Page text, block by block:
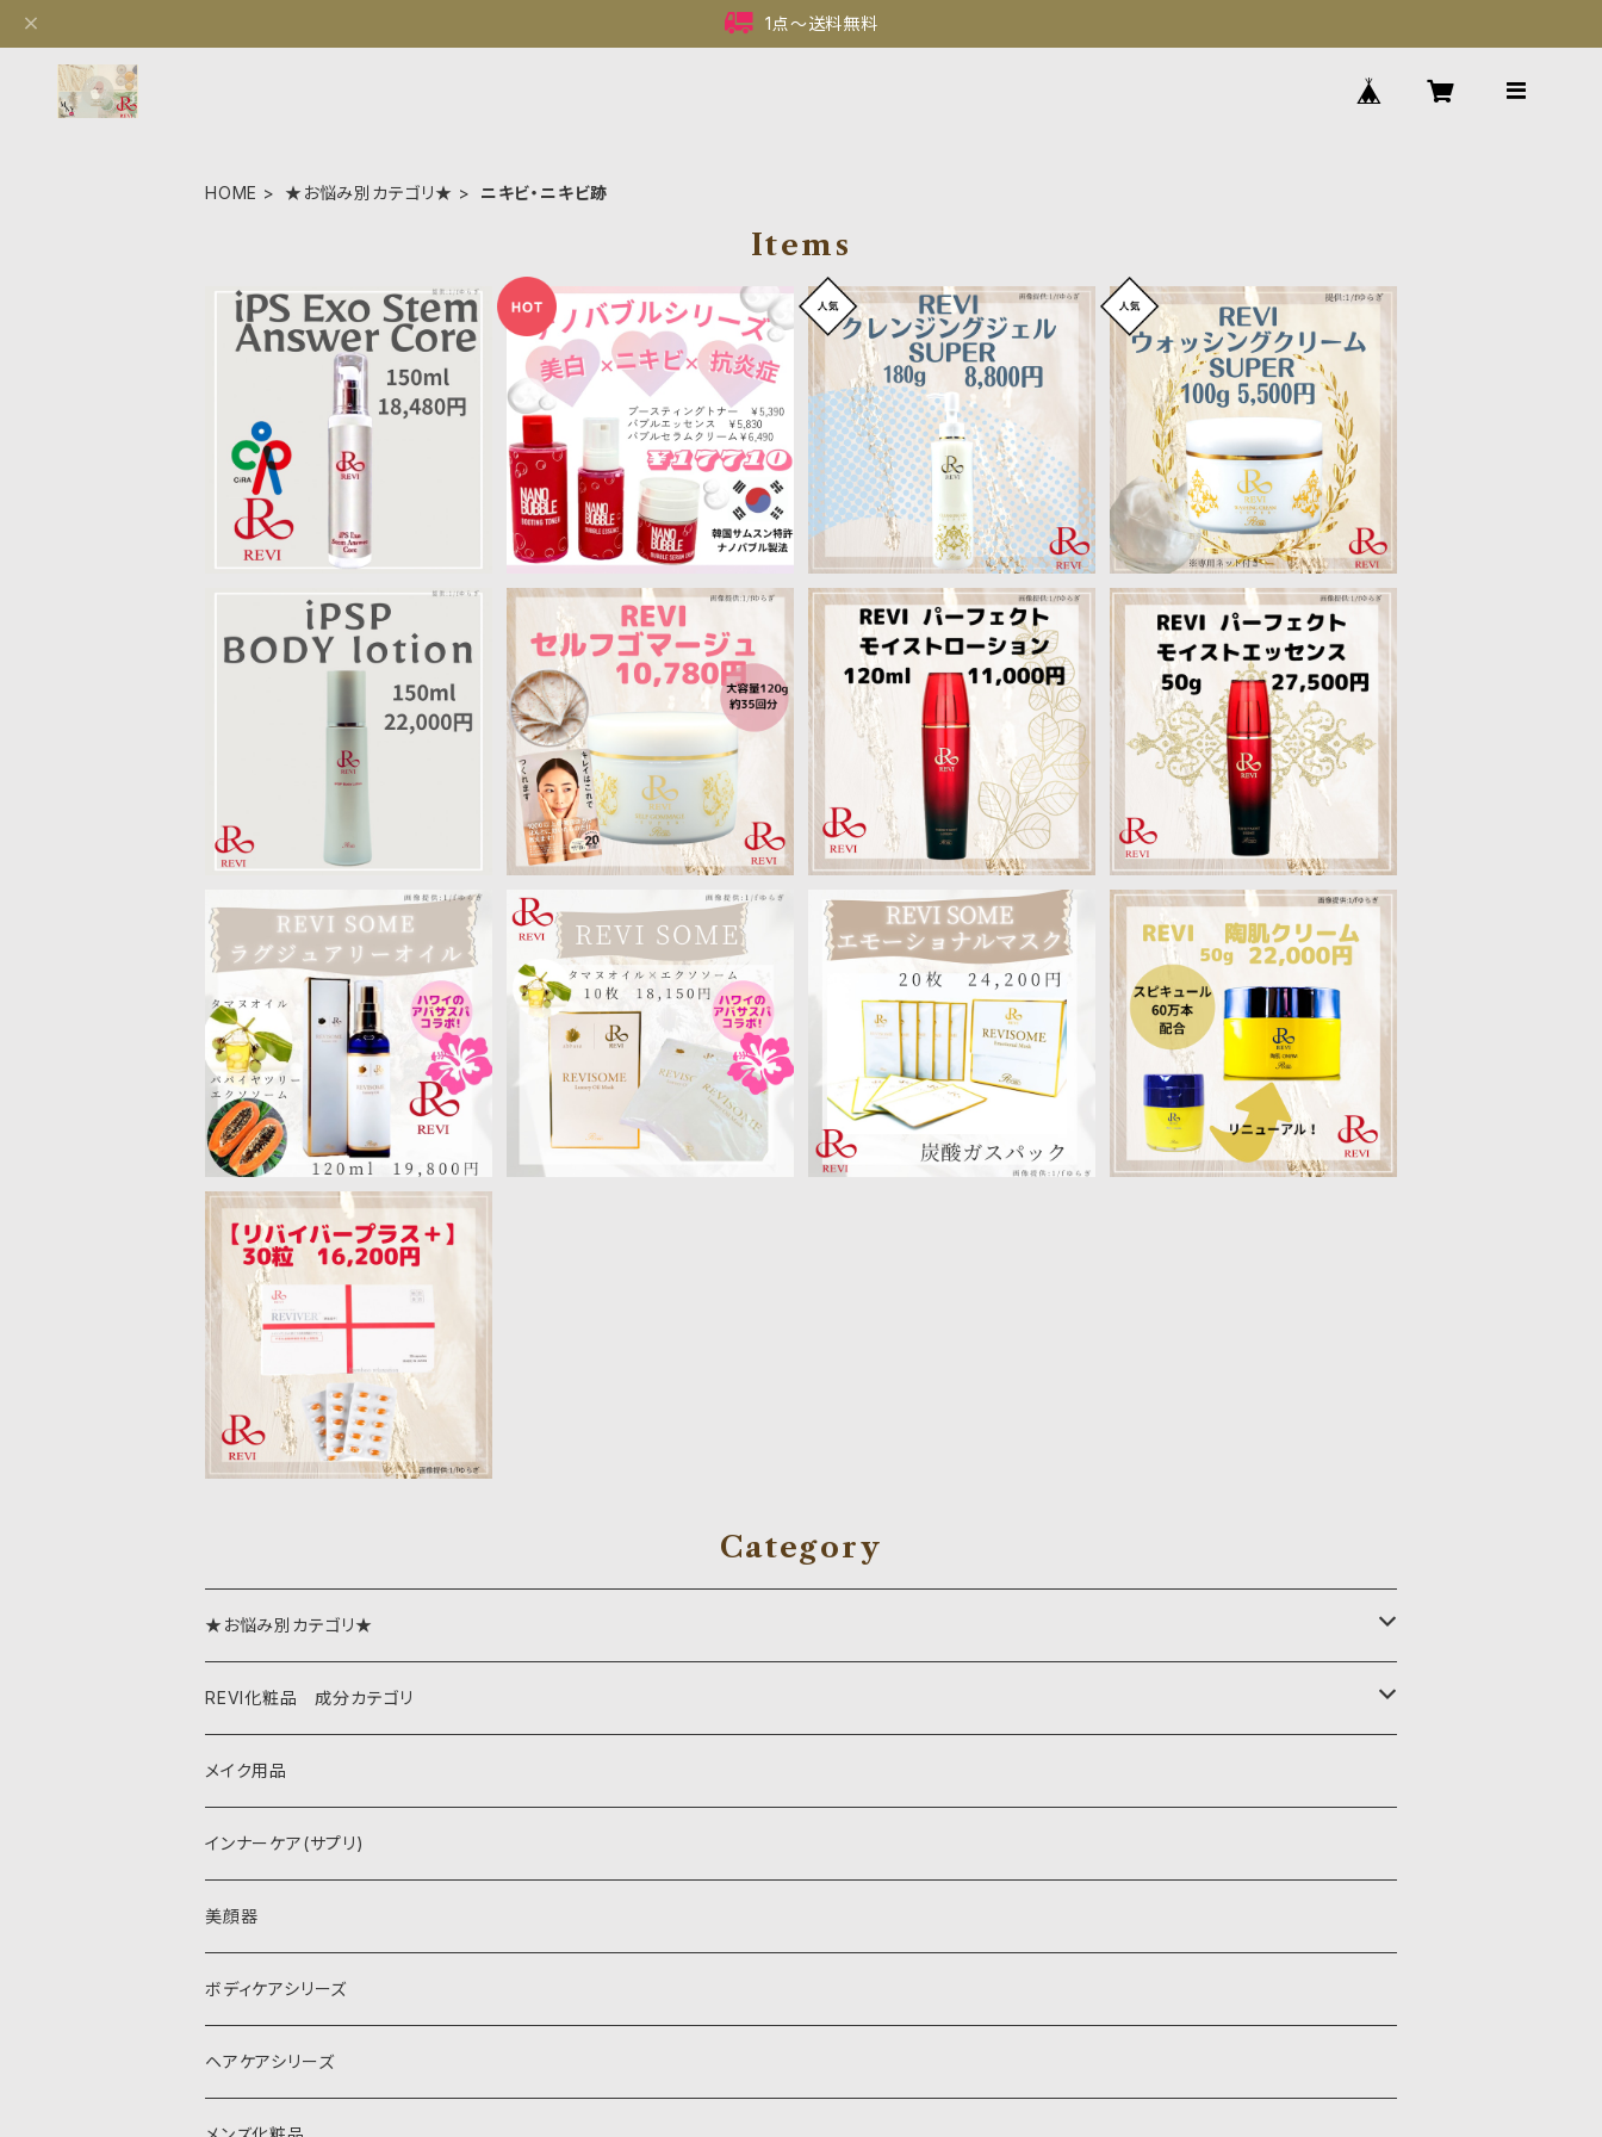
1点〜送料無料
HOME ★お悩み別カテゴリ★ ニキビ・ニキビ跡
Items
iPS Exo Stem Answer Cor
e（iPSエクソソーム美容液）
¥18,140
【ニキビ毛穴くすみ】ナノバブル
シリーズ 3点セット
¥17,710
【送料無料！】とろーり潤いジェル
*ルヴィ クレンジングジェル
180g
¥8,800
【送料無料!】市販の洗顔に戻れ
ない！★ルヴィ ウォッシングク
リーム 100g
¥5,500
【送料無料】細胞の時を戻すIPS
Pボディローション
¥22,000
【MEGUMIさんご愛用】REVI 天
然成分でザラつきケア★ルヴ
ィ セルフゴマージュ 120g
【送料無料!】ルヴィ パーフェク
トモイストローション
¥11,000
【送料無料!】ルヴィ パーフェク
トモイストエッセンス
¥27,500
【送料無料】REVIタマヌオイル×
エクソソーム 美容オイル
¥19,800
【送料無料】REVIラグジュアリー
オイルマスク 話題のエクソソー
ム×タマヌオイル
¥18,150
【REVI炭酸ガスパック】REVIS
OMEエモーショナルマスク 20
包
¥24,200
【送料無料】リニューアル❗️スピキ
ュール60万本でリフトアップ❗️陶
肌クリーム
¥22,000
【送料無料】リバイバープラス
30粒
¥16,200
Category
★お悩み別カテゴリ★
ニキビ・ニキビ跡
肌荒れ・敏感
シミ・くすみ
シワ・たるみ
毛穴改善
若返り・今より美しく
REVI化粧品 成分カテゴリ
パーフェクトシリーズ(基礎化粧品)
REVI SOME シリーズ
再生因子(Cysay)シリーズ
スピキュールシリーズ(針)
NMN シリーズ (若化)
その他
メイク用品
インナーケア(サプリ)
美顔器
ボディケアシリーズ
ヘアケアシリーズ